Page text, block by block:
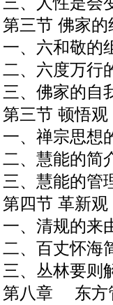
第三节 佛家
一、六和敬的
二、六度万行
三、佛家的自
第三节 顿悟
一、禅宗思想
二、慧能的简
三、慧能的管
第四节 革新
一、清规的来
二、百丈怀海
三、丛林要则
第八章 东方